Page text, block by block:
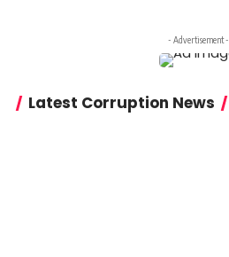
- Advertisement -
Latest Corruption News